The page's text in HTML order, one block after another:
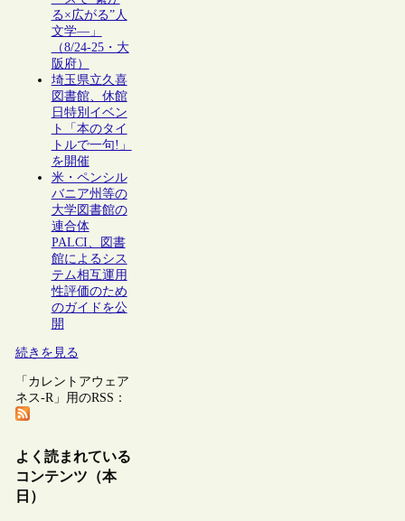
る×広がる”人
文学―」
（8/24-25・大
阪府）
埼玉県立久喜
図書館、休館
日特別イベン
ト「本のタイ
トルで一句!」
を開催
米・ペンシル
バニア州等の
大学図書館の
連合体
PALCI、図書
館によるシス
テム相互運用
性評価のため
のガイドを公
開
続きを見る
「カレントアウェア
ネス-R」用のRSS：
よく読まれている
コンテンツ（本
日）